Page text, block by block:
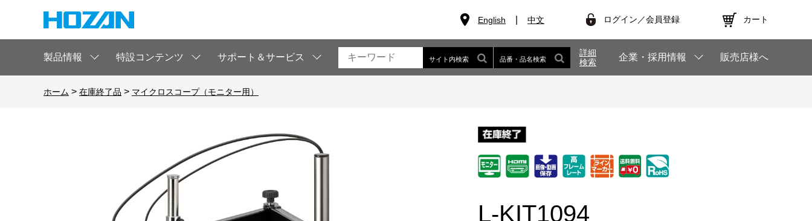
English 中文 ログイン／会員登録 カート
製品情報 特設コンテンツ サポート＆サービス サイト内検索 品番・品名検索
詳細
検索
企業・採用情報 販売店様へ
ホーム > 在庫終了品 > マイクロスコープ（モニター用）
L-KIT1094